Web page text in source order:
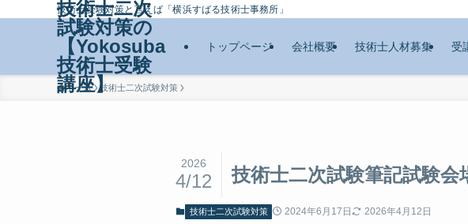
技術士受験対策と言えば「横浜すばる技術士事務所」
技術士二次
試験対策の
【Yokosuba
技術士受験
講座】
トップページ 会社概要 技術士人材募集 受
ホーム 技術士二次試験対策
技術士二次試験筆記試験
2026
4/12
技術士二次試験対策 2024年6月17日 2026年4月12日